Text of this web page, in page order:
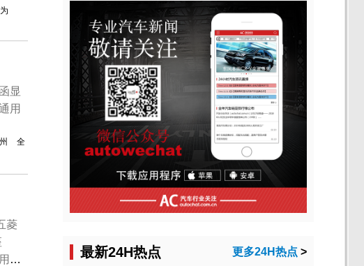
显
用
全
菱
了
最新24H热点 更多24H热点 >